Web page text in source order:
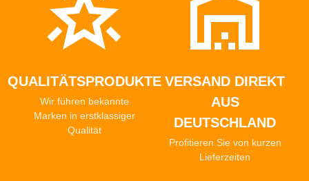
QUALITÄTSPRODUKTE
Wir führen bekannte
Marken in erstklassiger
Qualität
VERSAND DIREKT
AUS
DEUTSCHLAND
Profitieren Sie von kurzen
Lieferzeiten